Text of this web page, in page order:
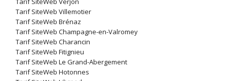
Tarif SiteWeb Villemotier
Tarif SiteWeb Brénaz
Tarif SiteWeb Champagne-en-Valromey
Tarif SiteWeb Charancin
Tarif SiteWeb Fitignieu
Tarif SiteWeb Le Grand-Abergement
Tarif SiteWeb Hotonnes